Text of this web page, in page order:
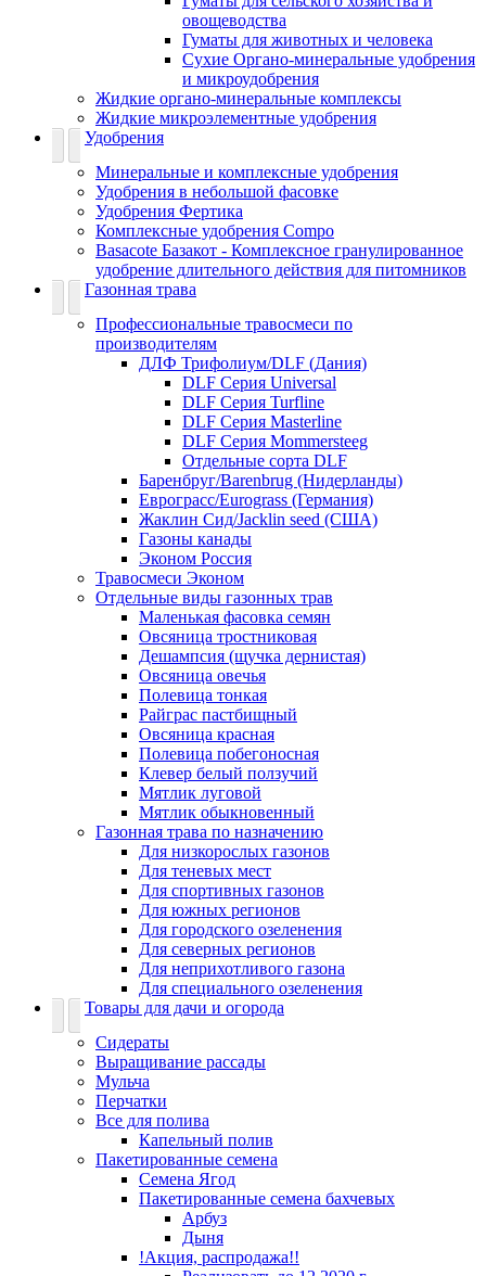
овощеводства
Гуматы для животных и человека
Сухие Органо-минеральные удобрения
и микроудобрения
Жидкие органо-минеральные комплексы
Жидкие микроэлементные удобрения
Удобрения
Минеральные и комплексные удобрения
Удобрения в небольшой фасовке
Удобрения Фертика
Комплексные удобрения Compo
Basacote Базакот - Комплексное гранулированное
удобрение длительного действия для питомников
Газонная трава
Профессиональные травосмеси по
производителям
ДЛФ Трифолиум/DLF (Дания)
DLF Серия Universal
DLF Серия Turfline
DLF Серия Masterline
DLF Серия Mommersteeg
Отдельные сорта DLF
Баренбруг/Barenbrug (Нидерланды)
Еврограсс/Eurograss (Германия)
Жаклин Сид/Jacklin seed (США)
Газоны канады
Эконом Россия
Травосмеси Эконом
Отдельные виды газонных трав
Маленькая фасовка семян
Овсяница тростниковая
Дешампсия (щучка дернистая)
Овсяница овечья
Полевица тонкая
Райграс пастбищный
Овсяница красная
Полевица побегоносная
Клевер белый ползучий
Мятлик луговой
Мятлик обыкновенный
Газонная трава по назначению
Для низкорослых газонов
Для теневых мест
Для спортивных газонов
Для южных регионов
Для городского озеленения
Для северных регионов
Для неприхотливого газона
Для специального озеленения
Товары для дачи и огорода
Сидераты
Выращивание рассады
Мульча
Перчатки
Все для полива
Капельный полив
Пакетированные семена
Семена Ягод
Пакетированные семена бахчевых
Арбуз
Дыня
!Акция, распродажа!!